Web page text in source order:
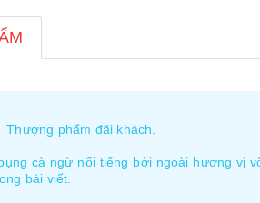
phẩm đãi khách.
cà ngừ nổi tiếng bởi ngoài hương vị
bài viết.